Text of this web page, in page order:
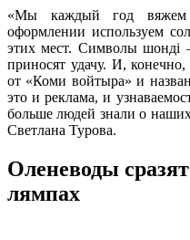
«Мы каждый год
оформлении используем
этих мест. Символы шонді
приносят удачу. И,
от «Коми войтыра» и
это и реклама, и
больше людей знали о
Светлана Турова.
Оленеводы
лямпах